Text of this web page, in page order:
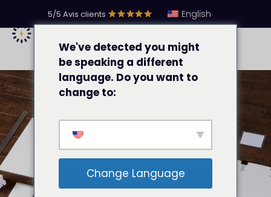
5/5 Avis clients English
Recommandation par
Loïs Goddet
We've detected you might
be speaking a different
language. Do you want to
change to:
Change Language